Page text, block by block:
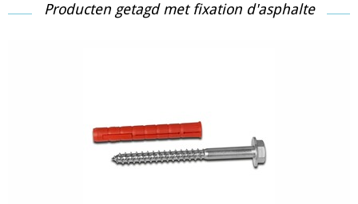
Producten getagd met fixation d'asphalte